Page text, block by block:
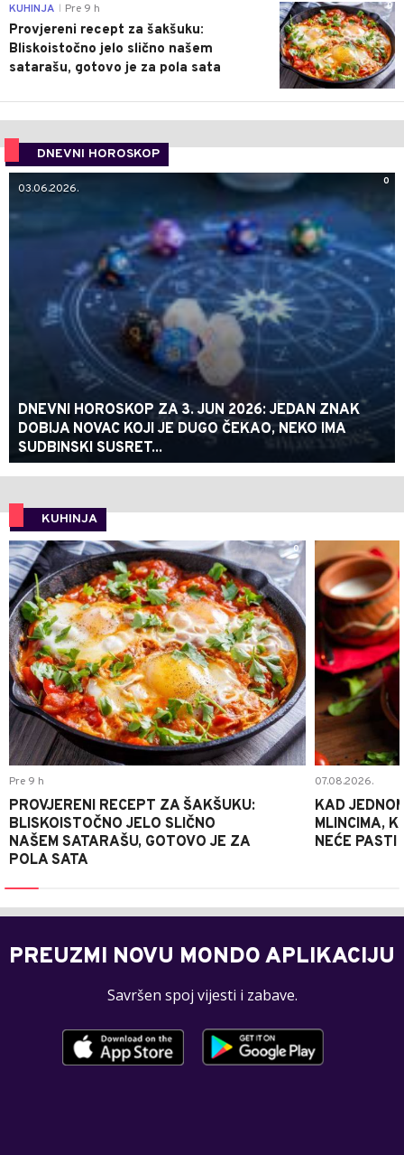
0
KUHINJA Pre 9 h
Provjereni recept za šakšuku:
Bliskoistočno jelo slično našem
satarašu, gotovo je za pola sata
DNEVNI HOROSKOP
0
03.06.2026.
DNEVNI HOROSKOP ZA 3. JUN 2026: JEDAN ZNAK
DOBIJA NOVAC KOJI JE DUGO ČEKAO, NEKO IMA
SUDBINSKI SUSRET...
KUHINJA
0
Pre 9 h
PROVJERENI RECEPT ZA ŠAKŠUKU:
BLISKOISTOČNO JELO SLIČNO
NAŠEM SATARAŠU, GOTOVO JE ZA
POLA SATA
07.08.2026.
KAD
MLINCIMA,
NEĆE PASTI
PREUZMI NOVU MONDO APLIKACIJU
Savršen spoj vijesti i zabave.